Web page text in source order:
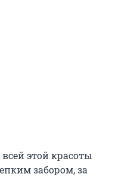
этой красоты
забором, за